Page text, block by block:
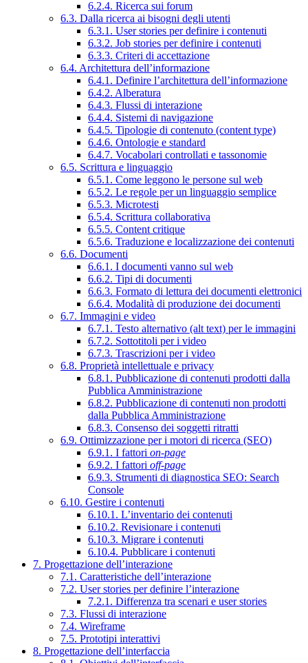
6.2.4. Ricerca sui forum
6.3. Dalla ricerca ai bisogni degli utenti
6.3.1. User stories per definire i contenuti
6.3.2. Job stories per definire i contenuti
6.3.3. Criteri di accettazione
6.4. Architettura dell’informazione
6.4.1. Definire l’architettura dell’informazione
6.4.2. Alberatura
6.4.3. Flussi di interazione
6.4.4. Sistemi di navigazione
6.4.5. Tipologie di contenuto (content type)
6.4.6. Ontologie e standard
6.4.7. Vocabolari controllati e tassonomie
6.5. Scrittura e linguaggio
6.5.1. Come leggono le persone sul web
6.5.2. Le regole per un linguaggio semplice
6.5.3. Microtesti
6.5.4. Scrittura collaborativa
6.5.5. Content critique
6.5.6. Traduzione e localizzazione dei contenuti
6.6. Documenti
6.6.1. I documenti vanno sul web
6.6.2. Tipi di documenti
6.6.3. Formato di lettura dei documenti elettronici
6.6.4. Modalità di produzione dei documenti
6.7. Immagini e video
6.7.1. Testo alternativo (alt text) per le immagini
6.7.2. Sottotitoli per i video
6.7.3. Trascrizioni per i video
6.8. Proprietà intellettuale e privacy
6.8.1. Pubblicazione di contenuti prodotti dalla
Pubblica Amministrazione
6.8.2. Pubblicazione di contenuti non prodotti
dalla Pubblica Amministrazione
6.8.3. Consenso dei soggetti ritratti
6.9. Ottimizzazione per i motori di ricerca (SEO)
6.9.1. I fattori on-page
6.9.2. I fattori off-page
6.9.3. Strumenti di diagnostica SEO: Search
Console
6.10. Gestire i contenuti
6.10.1. L’inventario dei contenuti
6.10.2. Revisionare i contenuti
6.10.3. Migrare i contenuti
6.10.4. Pubblicare i contenuti
7. Progettazione dell’interazione
7.1. Caratteristiche dell’interazione
7.2. User stories per definire l’interazione
7.2.1. Differenza tra scenari e user stories
7.3. Flussi di interazione
7.4. Wireframe
7.5. Prototipi interattivi
8. Progettazione dell’interfaccia